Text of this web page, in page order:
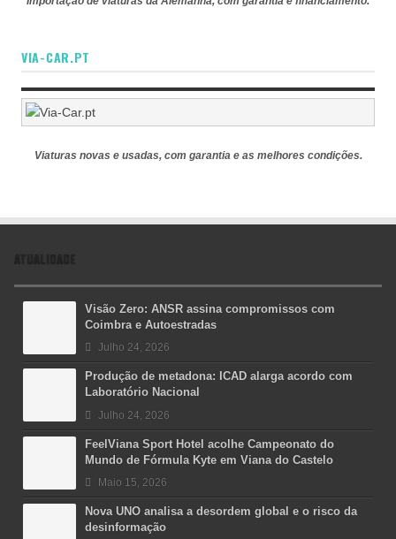
VIA-CAR.PT
Viaturas novas e usadas, com garantia e as melhores condições.
ATUALIDADE
Visão Zero: ANSR assina compromissos com
Coimbra e Autoestradas
Julho 24, 2026
Produção de metadona: ICAD alarga acordo com
Laboratório Nacional
Julho 24, 2026
FeelViana Sport Hotel acolhe Campeonato do
Mundo de Fórmula Kyte em Viana do Castelo
Maio 15, 2026
Nova UNO analisa a desordem global e o risco da
desinformação